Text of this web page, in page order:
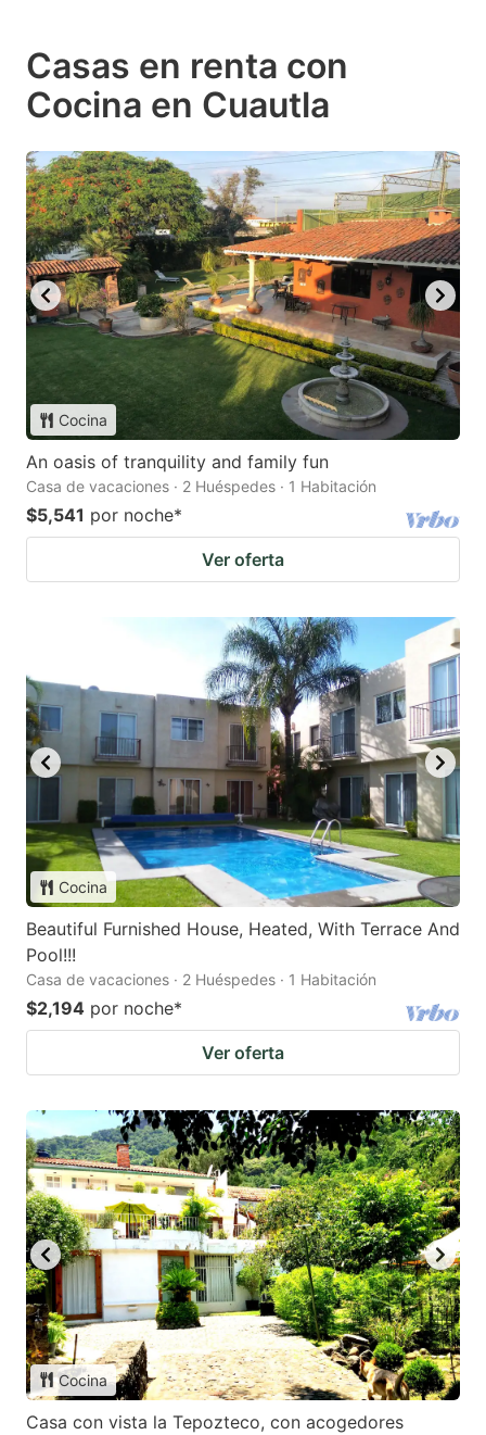
Casas en renta con
Cocina en Cuautla
Cocina
An oasis of tranquility and family fun
Casa de vacaciones · 2 Huéspedes · 1 Habitación
$5,541 por noche*
Ver oferta
Cocina
Beautiful Furnished House, Heated, With Terrace And
Pool!!!
Casa de vacaciones · 2 Huéspedes · 1 Habitación
$2,194 por noche*
Ver oferta
Cocina
Casa con vista la Tepozteco, con acogedores